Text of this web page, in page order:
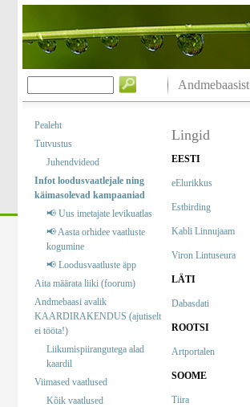
Andmebaasist
Pealeht
Tutvustus
Juhendvideod
Infot loodusvaatlejale ning
käimasolevad kampaaniad
📢 Uus imetajate levikuatlas
📢 Aasta orhidee vaatluste
kogumine
📢 Loodusvaatluste äpp
Aita määrata liiki (foorum)
Andmebaasi avalik
KAARDIRAKENDUS (ajutiselt
ei tööta!)
Liikumispiirangutega alad
kaardil
Viimased vaatlused
Kõik vaatlused
Lingid
EESTI
eElurikkus
Estbirding
Kabli Linnujaam
Viron Lintuseura
LÄTI
Dabasdati
ROOTSI
Artportalen
SOOME
Tiira